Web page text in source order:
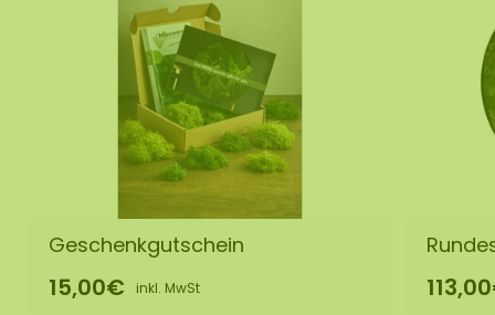
Geschenkgutschein
15,00€ inkl. MwSt